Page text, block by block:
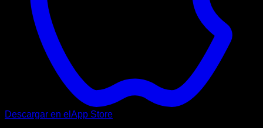
Descargar en el App Store